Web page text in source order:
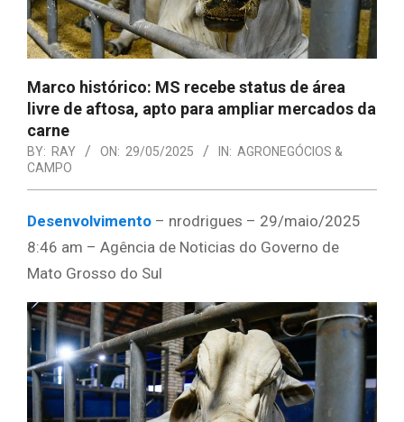
Marco histórico: MS recebe status de área
livre de aftosa, apto para ampliar mercados da
carne
BY: RAY ON: 29/05/2025 IN: AGRONEGÓCIOS &
CAMPO
Desenvolvimento – nrodrigues – 29/maio/2025
8:46 am – Agência de Noticias do Governo de
Mato Grosso do Sul